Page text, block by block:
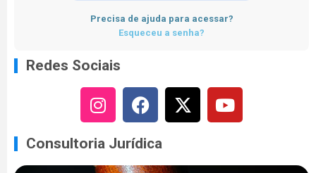
Precisa de ajuda para acessar?
Esqueceu a senha?
Redes Sociais
Consultoria Jurídica